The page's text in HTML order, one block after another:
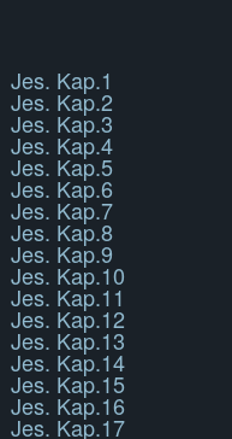
Jes. Kap.1
Jes. Kap.2
Jes. Kap.3
Jes. Kap.4
Jes. Kap.5
Jes. Kap.6
Jes. Kap.7
Jes. Kap.8
Jes. Kap.9
Jes. Kap.10
Jes. Kap.11
Jes. Kap.12
Jes. Kap.13
Jes. Kap.14
Jes. Kap.15
Jes. Kap.16
Jes. Kap.17